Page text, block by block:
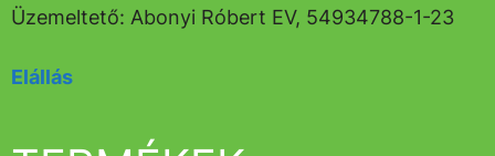
Üzemeltető: Abonyi Róbert EV, 54934788-1-23
Elállás